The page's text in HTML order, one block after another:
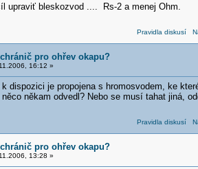
upraviť bleskozvod .... Rs-2 a menej Ohm.
Pravidla diskusí
pro ohřev okapu?
16:12 »
dispozici je propojena s hromosvodem, ke
někam odvedl? Nebo se musí tahat jiná,
Pravidla diskusí
pro ohřev okapu?
13:28 »